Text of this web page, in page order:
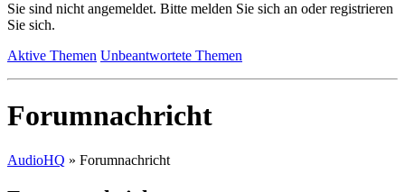
Sie sind nicht angemeldet. Bitte melden Sie sich an oder registrieren
Sie sich.
Aktive Themen Unbeantwortete Themen
Forumnachricht
AudioHQ » Forumnachricht